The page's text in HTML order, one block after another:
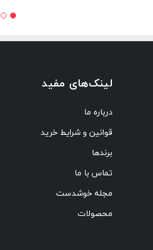
لینک‌های مفید
درباره ما
قوانین و شرایط خرید
برندها
تماس با ما
مجله خوشدست
محصولات